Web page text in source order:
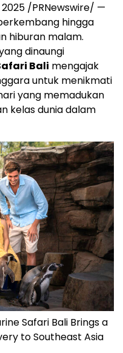
/PRNewswire/ —
hingga
hiburan malam.
dinaungi
Bali mengajak
untuk menikmati
yang memadukan
kelas dunia dalam
Safari Bali Brings a
to Southeast Asia